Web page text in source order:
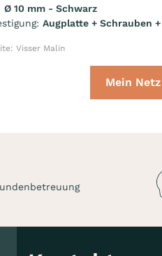
Ø 10 mm - Schwarz
Augplatte + Schrauben
Visser Malin
Mein